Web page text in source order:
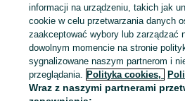
Zaloguj się / Załóż konto
informacji na urządzeniu, takich jak
cookie w celu przetwarzania danych
zaakceptować wybory lub zarządzać
dowolnym momencie na stronie
sygnalizowane naszym partnerom i
przeglądania. Polityka cookies,
Wraz z naszymi partnerami